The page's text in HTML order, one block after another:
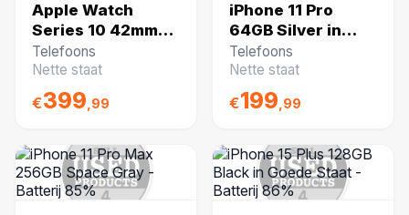
Apple Watch
Series 10 42mm
Titanium Cellular -
Batterij 89%
Telefoons
Nette staat
€399,99
iPhone 11 Pro
64GB Silver in
Goede Staat -
Batterij 100%
Telefoons
Nette staat
€199,99